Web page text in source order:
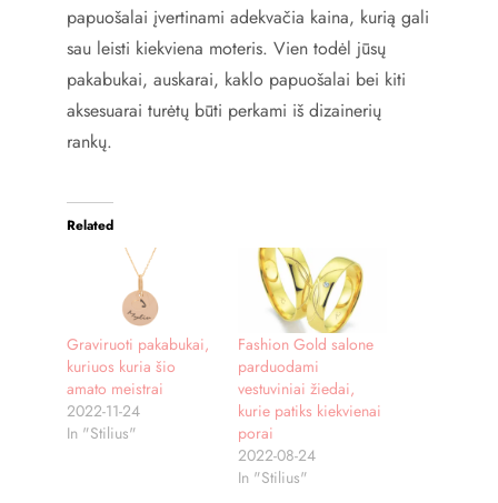
papuošalai įvertinami adekvačia kaina, kurią gali
sau leisti kiekviena moteris. Vien todėl jūsų
pakabukai, auskarai, kaklo papuošalai bei kiti
aksesuarai turėtų būti perkami iš dizainerių
rankų.
Related
Graviruoti pakabukai,
kuriuos kuria šio
amato meistrai
2022-11-24
In "Stilius"
Fashion Gold salone
parduodami
vestuviniai žiedai,
kurie patiks kiekvienai
porai
2022-08-24
In "Stilius"